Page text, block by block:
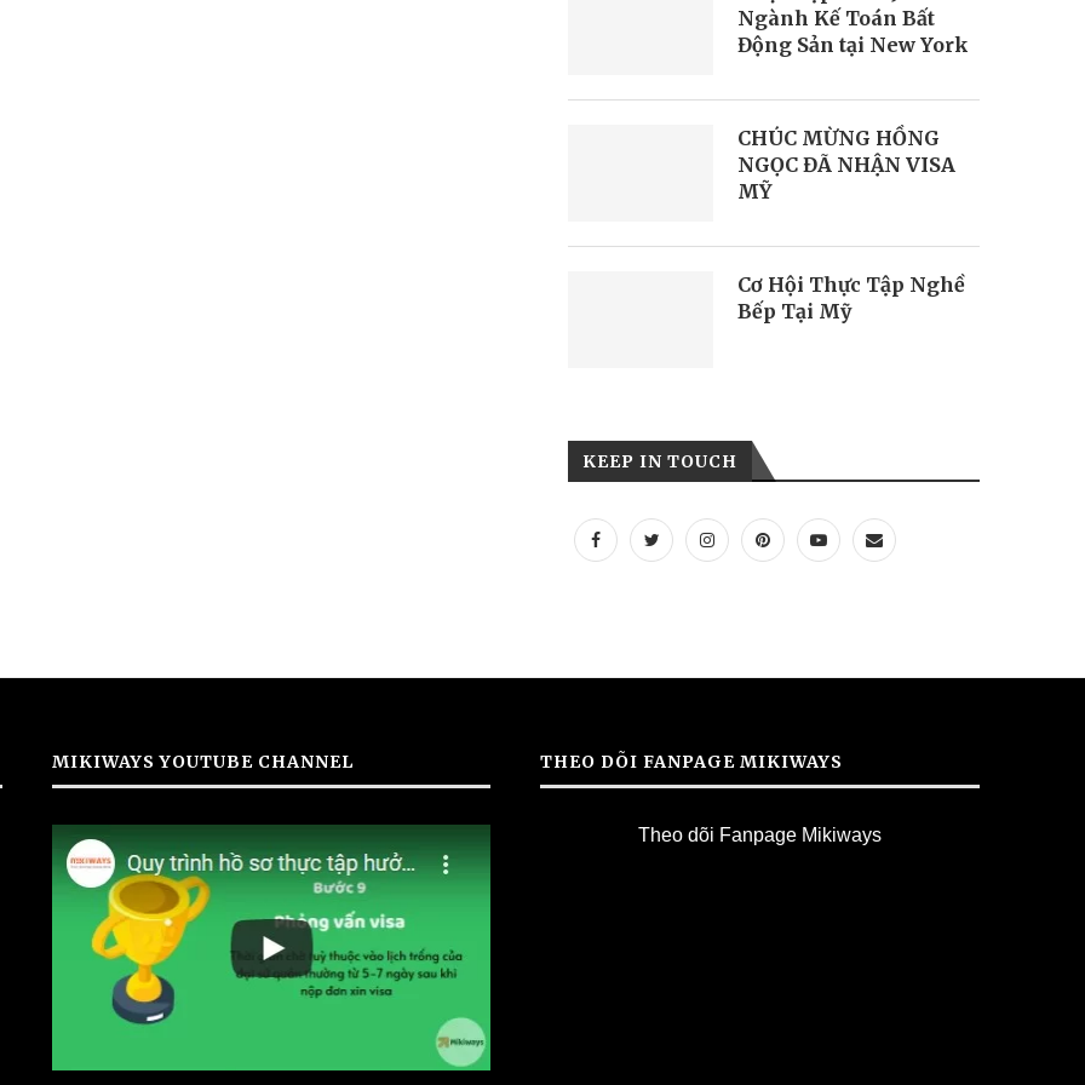
Ngành Kế Toán Bất
Động Sản tại New York
CHÚC MỪNG HỒNG
NGỌC ĐÃ NHẬN VISA
MỸ
Cơ Hội Thực Tập Nghề
Bếp Tại Mỹ
KEEP IN TOUCH
MIKIWAYS YOUTUBE CHANNEL THEO DÕI FANPAGE MIKIWAYS
Theo dõi Fanpage Mikiways